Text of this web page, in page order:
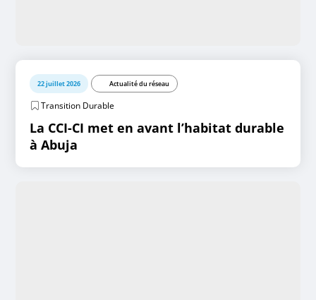
22 juillet 2026 Actualité du réseau
Transition Durable
La CCI-CI met en avant l’habitat durable
à Abuja